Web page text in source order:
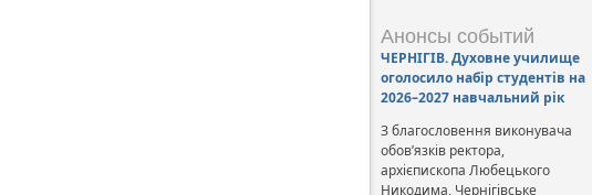
Анонсы событий
ЧЕРНІГІВ. Духовне училище
оголосило набір студентів на
2026–2027 навчальний рік
З благословення виконувача
обов’язків ректора,
архієпископа Любецького
Никодима, Чернігівське